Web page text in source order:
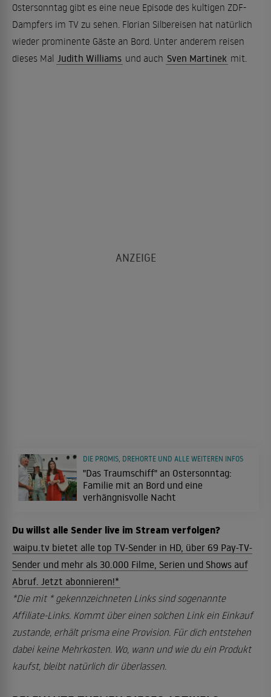
Ostersonntag gibt es eine neue Episode des kultigen ZDF-
Dampfers im TV zu sehen. Florian Silbereisen hat natürlich
wieder prominente Gäste an Bord. Unter anderem reisen
dieses Mal Judith Williams und auch Sven Martinek mit.
"Das Traumschiff" an Ostersonntag:
Familie mit an Bord und eine
verhängnisvolle Nacht
DIE PROMIS, DREHORTE UND ALLE WEITEREN INFOS
Du willst alle Sender live im Stream verfolgen?
waipu.tv bietet alle top TV-Sender in HD, über 69 Pay-TV-
Sender und mehr als 30.000 Filme, Serien und Shows auf
Abruf. Jetzt abonnieren!*
*Die mit * gekennzeichneten Links sind sogenannte
Affiliate-Links. Kommt über einen solchen Link ein Einkauf
zustande, erhält prisma eine Provision. Für dich entstehen
dabei keine Mehrkosten. Wo, wann und wie du ein Produkt
kaufst, bleibt natürlich dir überlassen.